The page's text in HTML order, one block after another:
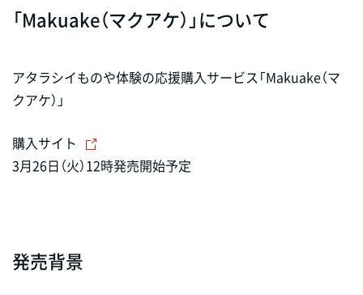
「Makuake（マクアケ）」について
アタラシイものや体験の応援購入サービス「Makuake（マ
クアケ）」
購入サイト
3月26日（火）12時発売開始予定
発売背景